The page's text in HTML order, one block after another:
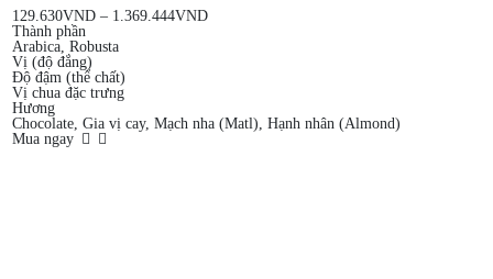
129.630VND– 1.369.444VND
Thành phần
Arabica, Robusta
Vị (độ đắng)
Độ đậm (thể chất)
Vị chua đặc trưng
Hương
Chocolate, Gia vị cay, Mạch nha (Matl), Hạnh nhân (Almond)
Mua ngay